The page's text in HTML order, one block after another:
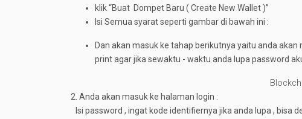
klik “Buat Dompet Baru ( Create New Wallet )”
Isi Semua syarat seperti gambar di bawah ini :
Dan akan masuk ke tahap berikutnya yaitu anda
print agar jika sewaktu - waktu anda lupa password
2. Anda akan masuk ke halaman login :
Isi password , ingat kode identifiernya jika anda lupa , bisa